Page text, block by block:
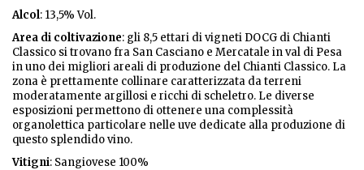
Alcol: 13,5% Vol.
Area di coltivazione: gli 8,5 ettari di vigneti DOCG di Chianti
Classico si trovano fra San Casciano e Mercatale in val di Pesa
in uno dei migliori areali di produzione del Chianti Classico. La
zona è prettamente collinare caratterizzata da terreni
moderatamente argillosi e ricchi di scheletro. Le diverse
esposizioni permettono di ottenere una complessità
organolettica particolare nelle uve dedicate alla produzione di
questo splendido vino.
Vitigni: Sangiovese 100%